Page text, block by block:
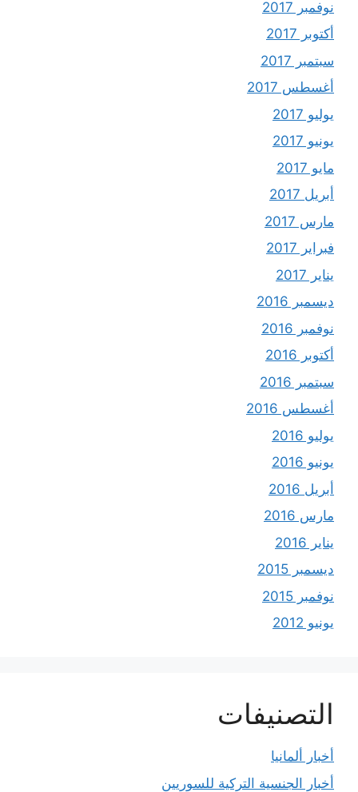
نوفمبر 2017
أكتوبر 2017
سبتمبر 2017
أغسطس 2017
يوليو 2017
يونيو 2017
مايو 2017
أبريل 2017
مارس 2017
فبراير 2017
يناير 2017
ديسمبر 2016
نوفمبر 2016
أكتوبر 2016
سبتمبر 2016
أغسطس 2016
يوليو 2016
يونيو 2016
أبريل 2016
مارس 2016
يناير 2016
ديسمبر 2015
نوفمبر 2015
يونيو 2012
التصنيفات
أخبار ألمانيا
أخبار الجنسية التركية للسوريين